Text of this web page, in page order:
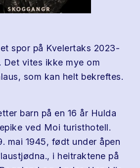
spor på Kvelertaks 2023-
Det vites ikke mye om
som kan helt bekreftes.
barn på en 16 år Hulda
ved Moi turisthotell.
mai 1945, født under åpen
i heitraktene på